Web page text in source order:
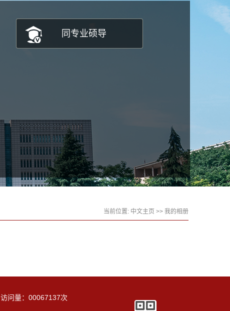
同专业硕导
当前位置: 中文主页 >> 我的相册
访问量： 00067137次